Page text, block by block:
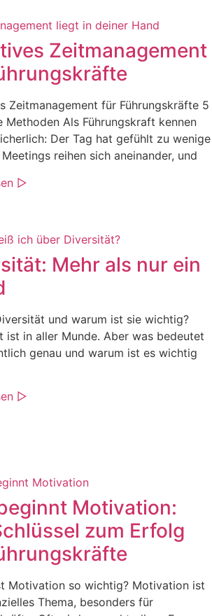
Zeitmanagement
Zeitmanagement für Führungskräfte 5
Methoden Als Führungskraft kennen
Der Tag hat gefühlt zu wenige
reihen sich aneinander, und
▷
Mehr als nur ein
und warum ist sie wichtig?
ist in aller Munde. Aber was bedeutet
genau und warum ist es wichtig
▷
Motivation:
zum Erfolg
Motivation so wichtig? Motivation ist
Thema, besonders für